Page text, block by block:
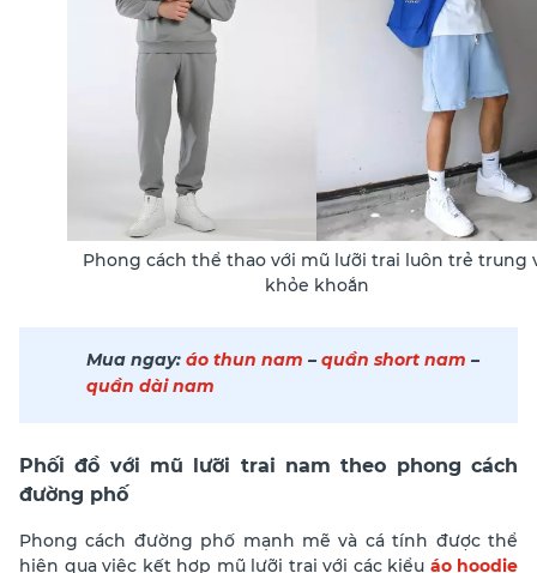
Phong cách thể thao với mũ lưỡi trai luôn trẻ trung
khỏe khoắn
Mua ngay: áo thun nam – quần short nam –
quần dài nam
Phối đồ với mũ lưỡi trai nam theo phong cách
đường phố
Phong cách đường phố mạnh mẽ và cá tính được thể
hiện qua việc kết hợp mũ lưỡi trai với các kiểu áo hoodie